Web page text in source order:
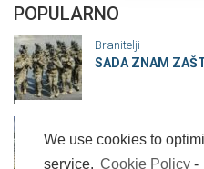
We use cookies to
service. Cookie Policy -
POPULARNO
Branitelji
SADA ZNAM
Pomoćnici u